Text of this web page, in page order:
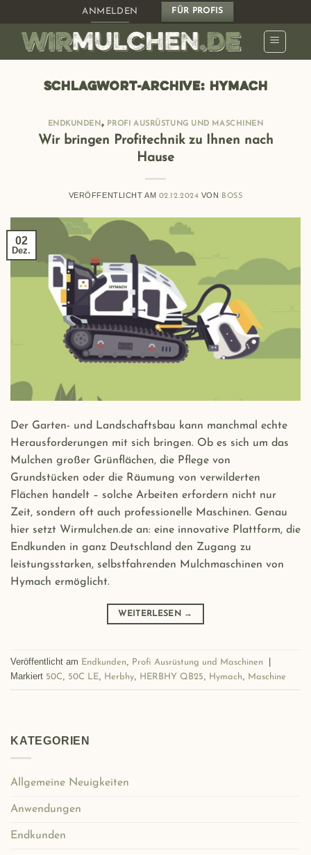
Inhalt
springen
ANMELDEN FÜR PROFIS
SCHLAGWORT-ARCHIVE: HYMACH
ENDKUNDEN, PROFI AUSRÜSTUNG UND MASCHINEN
Wir bringen Profitechnik zu Ihnen nach
Hause
VERÖFFENTLICHT AM 02.12.2024 VON BOSS
02
Dez.
Der Garten- und Landschaftsbau kann manchmal echte
Herausforderungen mit sich bringen. Ob es sich um das
Mulchen großer Grünflächen, die Pflege von
Grundstücken oder die Räumung von verwilderten
Flächen handelt – solche Arbeiten erfordern nicht nur
Zeit, sondern oft auch professionelle Maschinen. Genau
hier setzt Wirmulchen.de an: eine innovative Plattform, die
Endkunden in ganz Deutschland den Zugang zu
leistungsstarken, selbstfahrenden Mulchmaschinen von
Hymach ermöglicht.
WEITERLESEN →
Veröffentlicht am Endkunden Profi Ausrüstung und Maschinen
|
Markiert 50C 50C LE Herbhy HERBHY QB25 Hymach Maschine
KATEGORIEN
Allgemeine Neuigkeiten
Anwendungen
Endkunden